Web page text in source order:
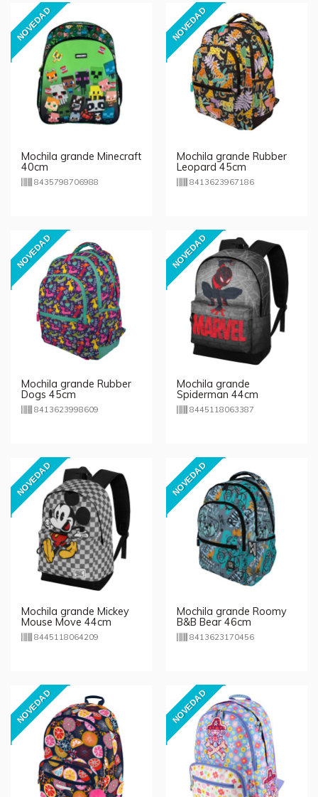
NOVEDAD
Mochila grande Minecraft
40cm
8435798706988
NOVEDAD
Mochila grande Rubber
Leopard 45cm
8413623967186
NOVEDAD
Mochila grande Rubber
Dogs 45cm
8413623998609
NOVEDAD
Mochila grande
Spiderman 44cm
8445118063387
NOVEDAD
Mochila grande Mickey
Mouse Move 44cm
8445118064209
NOVEDAD
Mochila grande Roomy
B&B Bear 46cm
8413623170456
NOVEDAD NOVEDAD